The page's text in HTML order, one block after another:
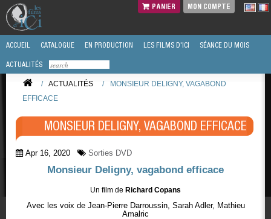
PANIER MON COMPTE
ACCUEIL CATALOGUE EN PRODUCTION LES FILMS D'ICI SÉANCE DU MOIS
ACTUALITÉS
/ ACTUALITÉS /
MONSIEUR DELIGNY, VAGABOND
EFFICACE
MONSIEUR DELIGNY, VAGABOND EFFICACE
Apr 16, 2020 Sorties DVD
Monsieur Deligny, vagabond efficace
Un film de Richard Copans
Avec les voix de Jean-Pierre Darroussin, Sarah Adler, Mathieu
Amalric